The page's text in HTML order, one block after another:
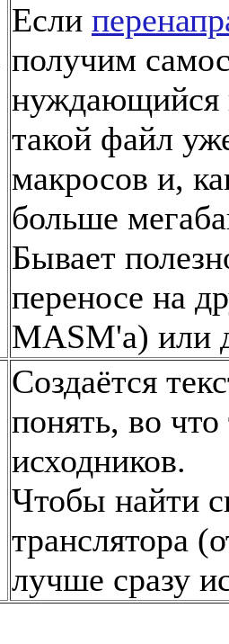
Если
получим
нуждающийся
такой файл
макросов и,
больше
Бывает
переносе на
MASM'a) или
Создаётся
понять, во что
исходников.
Чтобы найти
транслятора
лучше сразу